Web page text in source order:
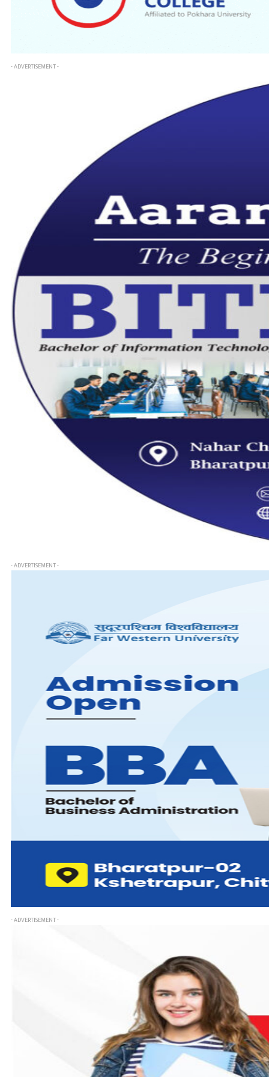
- ADVERTISEMENT -
- ADVERTISEMENT -
- ADVERTISEMENT -